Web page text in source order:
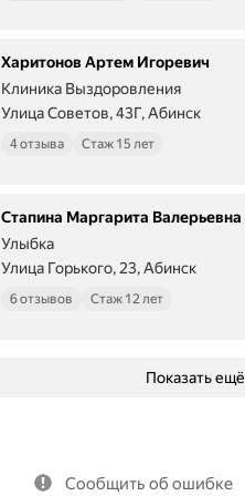
Харитонов Артем Игоревич
Клиника Выздоровления
Улица Советов, 43Г, Абинск
4 отзыва Стаж 15 лет
Стапина Маргарита Валерьевна
Улыбка
Улица Горького, 23, Абинск
6 отзывов Стаж 12 лет
Показать ещё
Сообщить об ошибке